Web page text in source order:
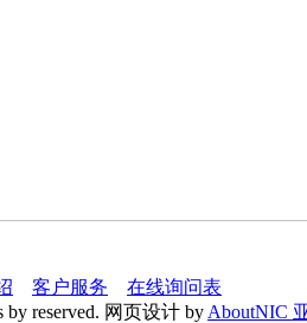
客户服务
在线询问表
reserved. 网页设计 by AboutNIC